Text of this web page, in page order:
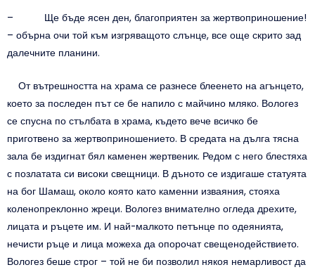
– Ще бъде ясен ден, благоприятен за жертвоприношение!
– обърна очи той към изгряващото слънце, все още скрито зад
далечните планини.
От вътрешността на храма се разнесе блеенето на агънцето,
което за последен път се бе напило с майчино мляко. Вологез
се спусна по стълбата в храма, където вече всичко бе
приготвено за жертвоприношението. В средата на дълга тясна
зала бе издигнат бял каменен жертвеник. Редом с него блестяха
с позлатата си високи свещници. В дъното се издигаше статуята
на бог Шамаш, около която като каменни изваяния, стояха
коленопреклонно жреци. Вологез внимателно огледа дрехите,
лицата и ръцете им. И най-малкото петънце по одеянията,
нечисти ръце и лица можеха да опорочат свещенодействието.
Вологез беше строг – той не би позволил някоя немарливост да